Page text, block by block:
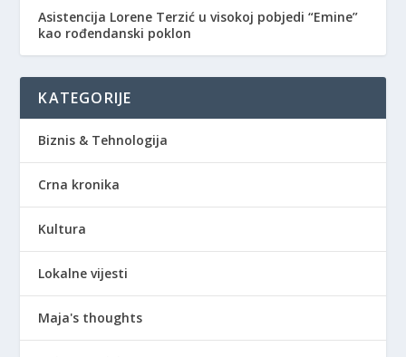
Asistencija Lorene Terzić u visokoj pobjedi “Emine”
kao rođendanski poklon
KATEGORIJE
Biznis & Tehnologija
Crna kronika
Kultura
Lokalne vijesti
Maja's thoughts